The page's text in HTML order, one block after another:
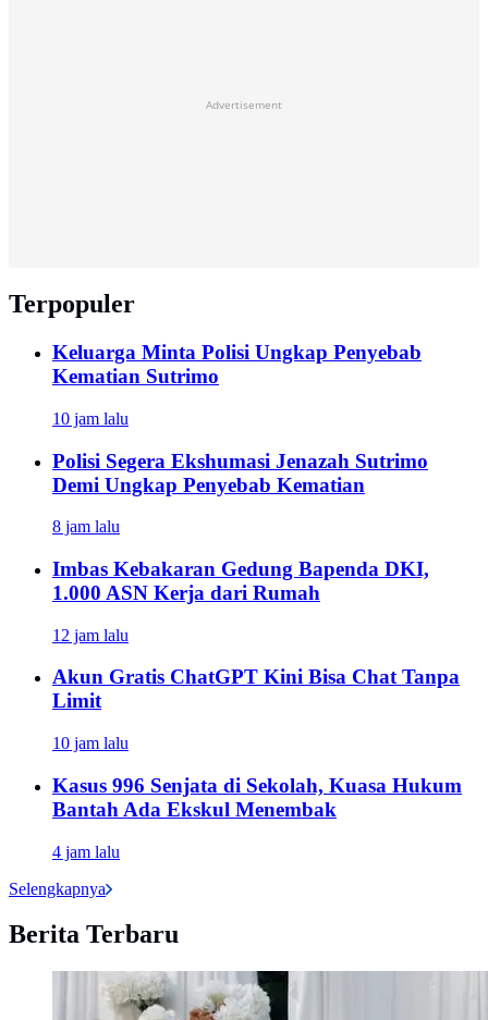
Advertisement
Terpopuler
Keluarga Minta Polisi Ungkap Penyebab
Kematian Sutrimo
10 jam lalu
Polisi Segera Ekshumasi Jenazah Sutrimo
Demi Ungkap Penyebab Kematian
8 jam lalu
Imbas Kebakaran Gedung Bapenda DKI,
1.000 ASN Kerja dari Rumah
12 jam lalu
Akun Gratis ChatGPT Kini Bisa Chat Tanpa
Limit
10 jam lalu
Kasus 996 Senjata di Sekolah, Kuasa Hukum
Bantah Ada Ekskul Menembak
4 jam lalu
Selengkapnya
Berita Terbaru